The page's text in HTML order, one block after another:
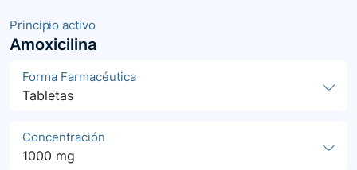
Principio activo
Amoxicilina
Forma Farmacéutica
Tabletas
Concentración
1000 mg